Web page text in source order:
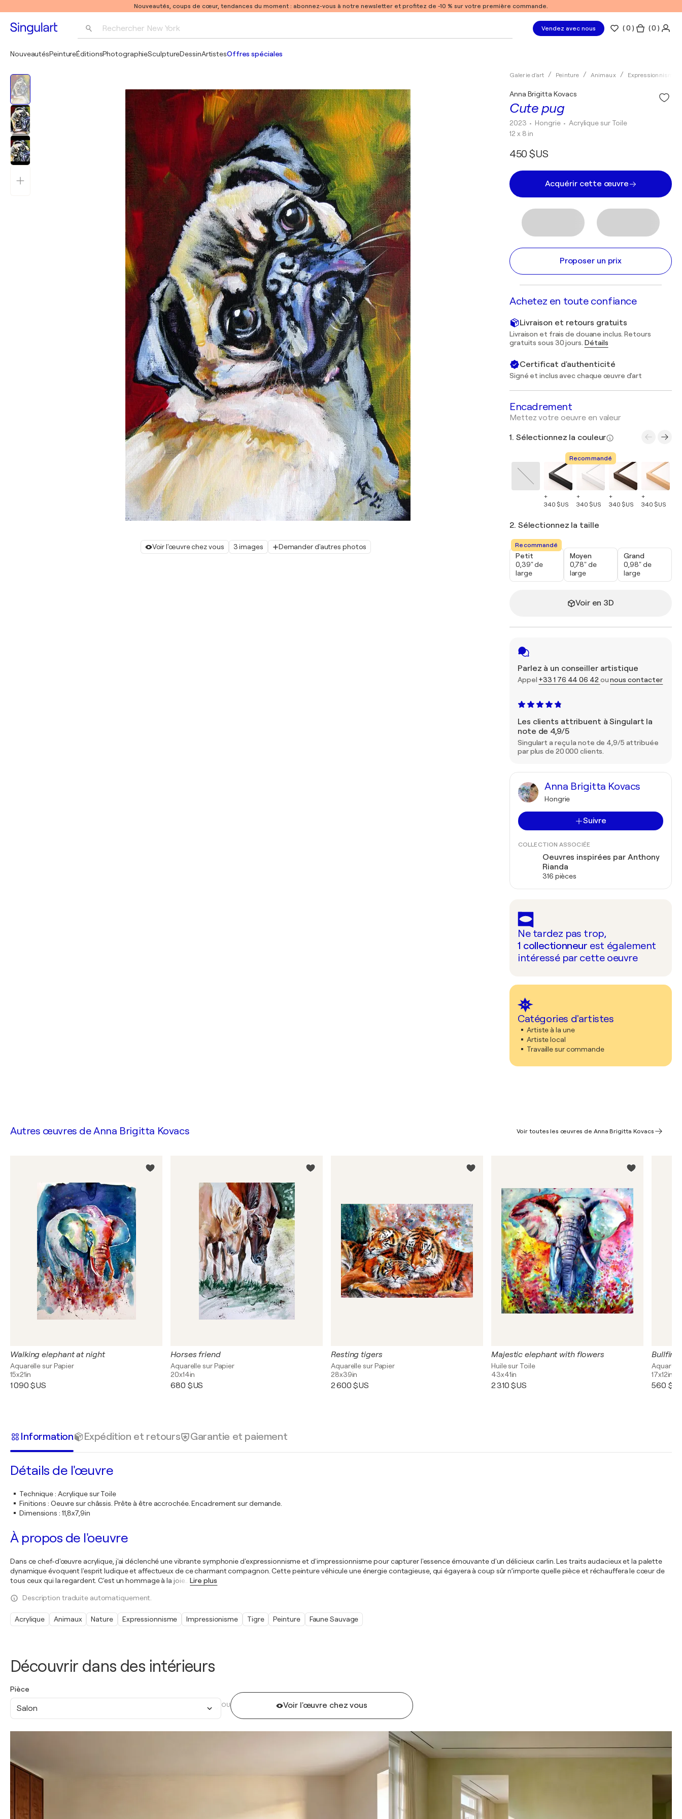
Nouveautés, coups de cœur, tendances du moment : abonnez-vous à notre newsletter et profitez de -10 % sur votre première commande.
Rechercher New York
Pablo Picasso
Vendez avec nous (0 ) ( 0 )
NouveautésPeintureÉditionsPhotographieSculptureDessinArtistesOffres spéciales
Voir l'œuvre chez vous 3 images Demander d'autres photos
Galerie d'art Peinture Animaux Expressionnisme
Cute pug
Anna Brigitta Kovacs
2023 • Hongrie • Acrylique sur Toile
12 x 8 in
450 $US
Acquérir cette œuvre
Proposer un prix
Achetez en toute confiance
Livraison et retours gratuits
Livraison et frais de douane inclus. Retours
gratuits sous 30 jours. Détails
Certificat d'authenticité
Signé et inclus avec chaque œuvre d'art
Encadrement
Mettez votre oeuvre en valeur
1. Sélectionnez la couleur
+
340 $US
Recommandé
+
340 $US
+
340 $US
+
340 $US
2. Sélectionnez la taille
Recommandé
Petit
0,39" de
large
Moyen
0,78" de
large
Grand
0,98" de
large
Voir en 3D
Parlez à un conseiller artistique
Appel +33 1 76 44 06 42 ounous contacter
Les clients attribuent à Singulart la
note de 4,9/5
Singulart a reçu la note de 4,9/5 attribuée
par plus de 20 000 clients.
Anna Brigitta Kovacs
Hongrie
Suivre
COLLECTION ASSOCIÉE
Oeuvres inspirées par Anthony
Rianda
316 pièces
Ne tardez pas trop,
1 collectionneur est également
intéressé par cette oeuvre
Catégories d'artistes
Artiste à la une
Artiste local
Travaille sur commande
Découvrir dans des intérieurs
Pièce
Salon OU Voir l'œuvre chez vous
Autres œuvres deAnna Brigitta Kovacs Voir toutes les œuvres de Anna Brigitta Kovacs
Walking elephant at night
Aquarelle sur Papier
15x21in
1 090 $US
Horses friend
Aquarelle sur Papier
20x14in
680 $US
Resting tigers
Aquarelle sur Papier
28x39in
2 600 $US
Majestic elephant with flowers
Huile sur Toile
43x41in
2 310 $US
17x12in
560
Information Expédition et retours Garantie et paiement
Détails de l'œuvre
Technique: Acrylique sur Toile
Finitions : Oeuvre sur châssis. Prête à être accrochée. Encadrement sur demande.
Dimensions : 11,8x7,9in
À propos de l'oeuvre
Dans ce chef-d'œuvre acrylique, j'ai déclenché une vibrante symphonie d'expressionnisme et d'impressionnisme pour capturer l'essence émouvante d'un délicieux carlin. Les traits audacieux et la palette
dynamique évoquent l'esprit ludique et affectueux de ce charmant compagnon. Cette peinture véhicule une énergie contagieuse, qui égayera à coup sûr n’importe quelle pièce et réchauffera le cœur de
tous ceux qui la regardent. C'est un hommage à la joie
Lire plus
Description traduite automatiquement.
Acrylique Animaux Nature Expressionnisme Impressionisme Tigre Peinture Faune Sauvage